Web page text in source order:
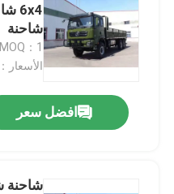
شاحنة
MOQ：1
الأسعار：negotiable
افضل سعر